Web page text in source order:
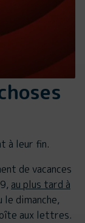
à leur fin.
de vacances
au plus tard à
dimanche,
aux lettres.